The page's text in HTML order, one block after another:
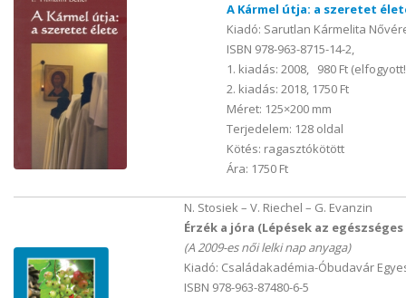
A Kármel útja: a szeretet
Kiadó: Sarutlan Kármelita
ISBN 978-963-8715-14-2,
1. kiadás: 2008, 980 Ft
2. kiadás: 2018, 1750 Ft
Méret: 125×200 mm
Terjedelem: 128 oldal
Kötés: ragasztókötött
Ára: 1750 Ft
N. Stosiek – V. Riechel – G. Evanzin
Érzék a jóra (Lépések az
(A 2009-es női lelki nap anyaga)
Kiadó: Családakadémia-Óbudavár
ISBN 978-963-87480-6-5